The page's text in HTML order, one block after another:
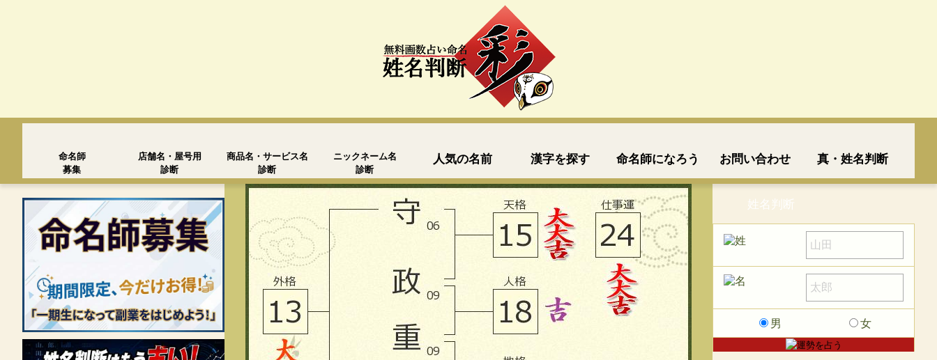
命名師
募集
店舗名・屋号用
診断
商品名・サービス名
診断
ニックネーム名
診断
人気の名前 漢字を探す 命名師になろう お問い合わせ 真・姓名判断
姓名判断
男 女